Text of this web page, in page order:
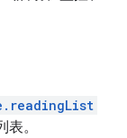
。